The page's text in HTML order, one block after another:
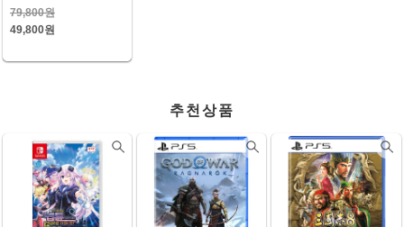
79,800원
49,800원
추천상품